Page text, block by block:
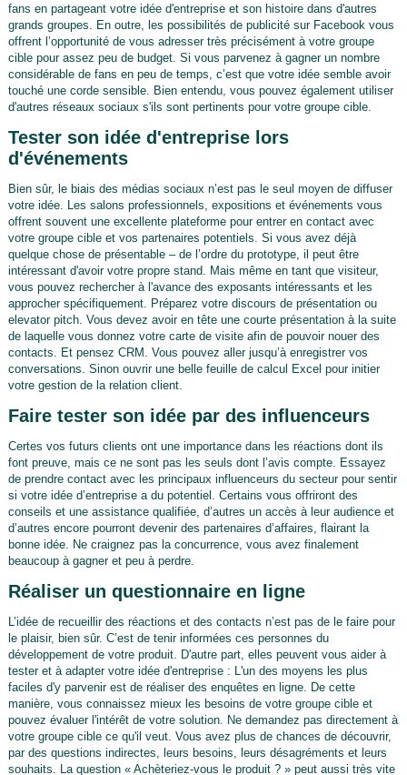
fans en partageant votre idée d'entreprise et son histoire dans d'autres
grands groupes. En outre, les possibilités de publicité sur Facebook vous
offrent l’opportunité de vous adresser très précisément à votre groupe
cible pour assez peu de budget. Si vous parvenez à gagner un nombre
considérable de fans en peu de temps, c’est que votre idée semble avoir
touché une corde sensible. Bien entendu, vous pouvez également utiliser
d'autres réseaux sociaux s'ils sont pertinents pour votre groupe cible.
Tester son idée d'entreprise lors
d'événements
Bien sûr, le biais des médias sociaux n’est pas le seul moyen de diffuser
votre idée. Les salons professionnels, expositions et événements vous
offrent souvent une excellente plateforme pour entrer en contact avec
votre groupe cible et vos partenaires potentiels. Si vous avez déjà
quelque chose de présentable – de l’ordre du prototype, il peut être
intéressant d'avoir votre propre stand. Mais même en tant que visiteur,
vous pouvez rechercher à l'avance des exposants intéressants et les
approcher spécifiquement. Préparez votre discours de présentation ou
elevator pitch. Vous devez avoir en tête une courte présentation à la suite
de laquelle vous donnez votre carte de visite afin de pouvoir nouer des
contacts. Et pensez CRM. Vous pouvez aller jusqu’à enregistrer vos
conversations. Sinon ouvrir une belle feuille de calcul Excel pour initier
votre gestion de la relation client.
Faire tester son idée par des influenceurs
Certes vos futurs clients ont une importance dans les réactions dont ils
font preuve, mais ce ne sont pas les seuls dont l’avis compte. Essayez
de prendre contact avec les principaux influenceurs du secteur pour sentir
si votre idée d’entreprise a du potentiel. Certains vous offriront des
conseils et une assistance qualifiée, d’autres un accès à leur audience et
d’autres encore pourront devenir des partenaires d’affaires, flairant la
bonne idée. Ne craignez pas la concurrence, vous avez finalement
beaucoup à gagner et peu à perdre.
Réaliser un questionnaire en ligne
L’idée de recueillir des réactions et des contacts n’est pas de le faire pour
le plaisir, bien sûr. C’est de tenir informées ces personnes du
développement de votre produit. D'autre part, elles peuvent vous aider à
tester et à adapter votre idée d'entreprise : L'un des moyens les plus
faciles d'y parvenir est de réaliser des enquêtes en ligne. De cette
manière, vous connaissez mieux les besoins de votre groupe cible et
pouvez évaluer l'intérêt de votre solution. Ne demandez pas directement à
votre groupe cible ce qu'il veut. Vous avez plus de chances de découvrir,
par des questions indirectes, leurs besoins, leurs désagréments et leurs
souhaits. La question « Achèteriez-vous le produit ? » peut aussi très vite